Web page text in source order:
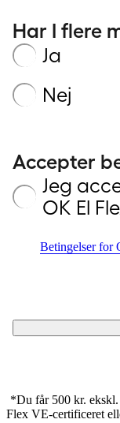
Har I flere
Ja
Nej
Accepter
Jeg
OK El
Betingelser for
*Du får 500 kr.
Flex VE-certificeret